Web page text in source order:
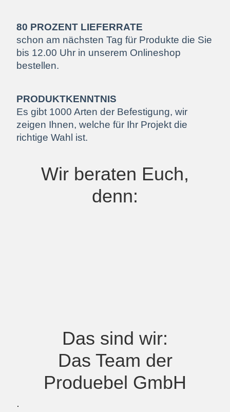
80 PROZENT LIEFERRATE
schon am nächsten Tag für Produkte die Sie
bis 12.00 Uhr in unserem Onlineshop
bestellen.
PRODUKTKENNTNIS
Es gibt 1000 Arten der Befestigung, wir
zeigen Ihnen, welche für Ihr Projekt die
richtige Wahl ist.
Wir beraten Euch,
denn:
Das sind wir:
Das Team der
Produebel GmbH